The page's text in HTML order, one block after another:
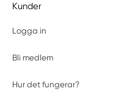
Kunder
Logga in
Bli medlem
Hur det fungerar?